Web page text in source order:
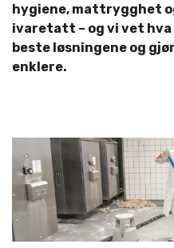
hygiene, mattrygghet
ivaretatt – og vi vet hva
beste løsningene og
enklere.